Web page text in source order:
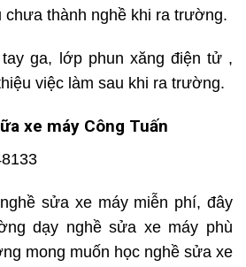
chưa thành nghề khi ra trường.
ga, lớp phun xăng điện tử ,
việc làm sau khi ra trường.
xe máy Công Tuấn
sửa xe máy miễn phí, đây
dạy nghề sửa xe máy phù
mong muốn học nghề sửa xe